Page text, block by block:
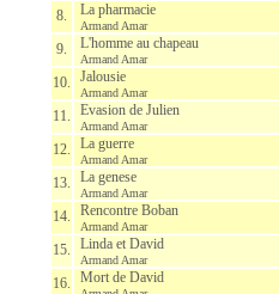
8. La pharmacie
Armand Amar
9. L'homme au chapeau
Armand Amar
10. Jalousie
Armand Amar
11. Evasion de Julien
Armand Amar
12. La guerre
Armand Amar
13. La genese
Armand Amar
14. Rencontre Boban
Armand Amar
15. Linda et David
Armand Amar
16. Mort de David